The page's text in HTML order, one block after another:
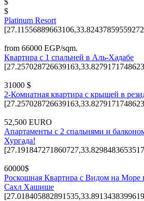
$
Platinum Resort
from 66000 EGP/sqm.
Квартира с 1 спальней в Аль-Хадабе
31000 $
2-Комнатная квартира с крышей в
52,500 EURO
Апартаменты с 2 спальнями и
Хургада!
60000$
Роскошная Квартира с Видом на Море
Сахл Хашише